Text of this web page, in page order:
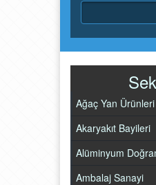
Ağaç Yan Ürünleri
Akaryakıt Bayileri
Alüminyum
Ambalaj Sanayi